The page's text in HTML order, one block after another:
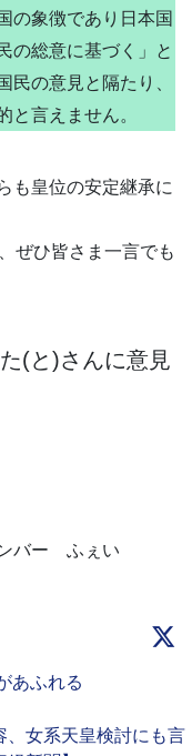
の象徴であり日本国
の総意に基づく」と
民の意見と隔たり、
と言えません。
も皇位の安定継承に
ぜひ皆さま一言でも
(と)さんに意見
バー ふぇい
あふれる
、女系天皇検討にも言